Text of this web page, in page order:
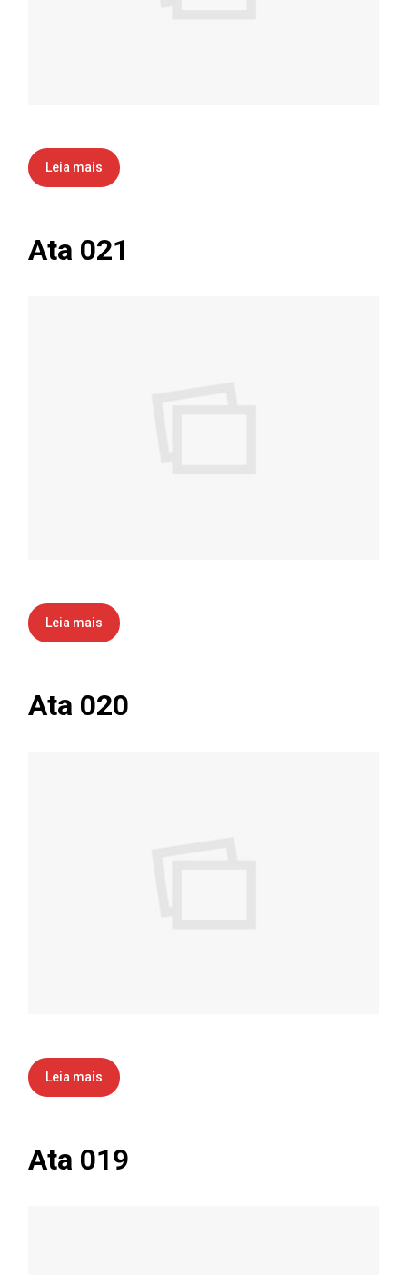
Leia mais
Ata 021
Leia mais
Ata 020
Leia mais
Ata 019